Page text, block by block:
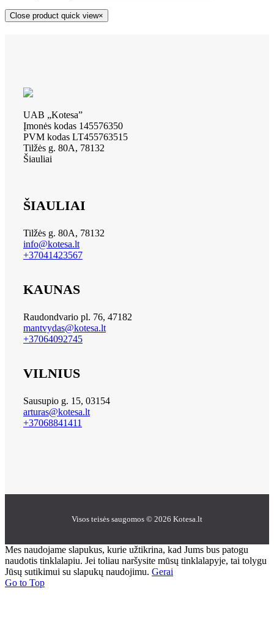
Close product quick view×
UAB „Kotesa”
Įmonės kodas 145576350
PVM kodas LT455763515
Tilžės g. 80A, 78132
Šiauliai
ŠIAULIAI
Tilžės g. 80A, 78132
info@kotesa.lt
+37041423567
KAUNAS
Raudondvario pl. 76, 47182
mantvydas@kotesa.lt
+37064092745
VILNIUS
Sausupio g. 15, 03154
arturas@kotesa.lt
+37068841411
Visos teisės saugomos © 2026 Kotesa.lt
Mes naudojame slapukus, kurie užtikrina, kad Jums bus patogu
naudotis tinklalapiu. Jei toliau naršysite mūsų tinklalapyje, tai tolygu
Jūsų sutikimui su slapukų naudojimu. Gerai
Go to Top